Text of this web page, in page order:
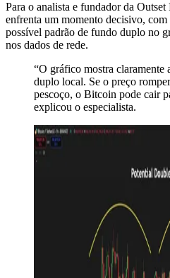
Para o analista e fundador da
enfrenta um momento decisivo,
possível padrão de fundo duplo no
nos dados de rede.
“O gráfico mostra claramente
duplo local. Se o preço
pescoço, o Bitcoin pode cair
explicou o especialista.